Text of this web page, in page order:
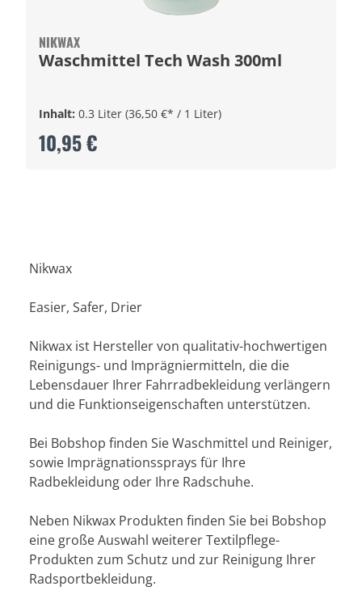
NIKWAX
Waschmittel Tech Wash 300ml
Inhalt: 0.3 Liter (36,50 €* / 1 Liter)
10,95 €
Nikwax
Easier, Safer, Drier
Nikwax ist Hersteller von qualitativ-hochwertigen
Reinigungs- und Imprägniermitteln, die die
Lebensdauer Ihrer Fahrradbekleidung verlängern
und die Funktionseigenschaften unterstützen.
Bei Bobshop finden Sie Waschmittel und Reiniger,
sowie Imprägnationssprays für Ihre
Radbekleidung oder Ihre Radschuhe.
Neben Nikwax Produkten finden Sie bei Bobshop
eine große Auswahl weiterer Textilpflege-
Produkten zum Schutz und zur Reinigung Ihrer
Radsportbekleidung.